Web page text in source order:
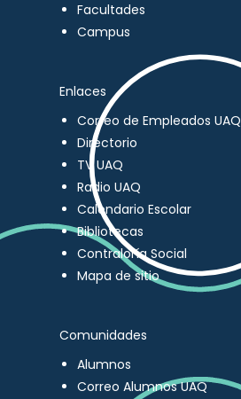
Facultades
Campus
Enlaces
Correo de Empleados UAQ
Directorio
TV UAQ
Radio UAQ
Calendario Escolar
Bibliotecas
Contraloría Social
Mapa de sitio
Comunidades
Alumnos
Correo Alumnos UAQ